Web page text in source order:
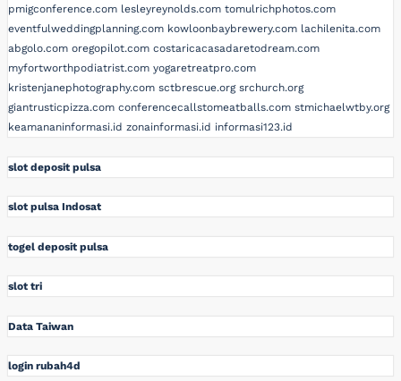
pmigconference.com lesleyreynolds.com tomulrichphotos.com
eventfulweddingplanning.com kowloonbaybrewery.com lachilenita.com
abgolo.com oregopilot.com costaricacasadaretodream.com
myfortworthpodiatrist.com yogaretreatpro.com
kristenjanephotography.com sctbrescue.org srchurch.org
giantrusticpizza.com conferencecallstomeatballs.com stmichaelwtby.org
keamananinformasi.id zonainformasi.id informasi123.id
slot deposit pulsa
slot pulsa Indosat
togel deposit pulsa
slot tri
Data Taiwan
login rubah4d